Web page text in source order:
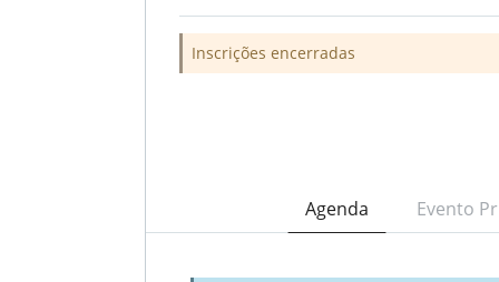
Inscrições encerradas
Agenda Evento